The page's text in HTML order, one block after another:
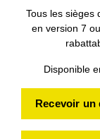
Tous les sièges
en version 7
Disponible
Recevoir un